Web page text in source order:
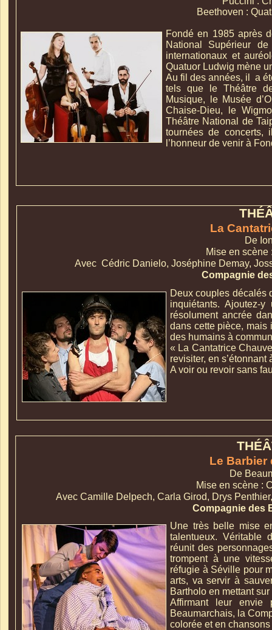
Une très belle mise
talentueux. Véritable
réunit des
trompent à une
réfugie à Séville pour
arts, va servir à
Bartholo en mettant
Affirmant leur envie
Beaumarchais, la
colorée et en
Fondé en 1985 après
National Supérieur
internationaux et
Quatuor Ludwig mène
Au fil des années, il a
tels que le Théâtre
Musique, le Musée
Chaise-Dieu, le
Théâtre National de
tournées de
l’honneur de venir à
Durée du spectacle:1h
Beethoven :
Deux couples décalés
inquiétants. Ajoutez-y
résolument ancrée
dans cette pièce, mais
des humains à
« La Cantatrice
revisiter, en
A voir ou revoir sans
La
De
Mise en scène
Avec Cédric Danielo, Joséphine Demay,
Compagnie
Vendredi 10
Le Barbier
De
Mise en scène :
Avec Camille Delpech, Carla Girod, Drys
Compagnie des